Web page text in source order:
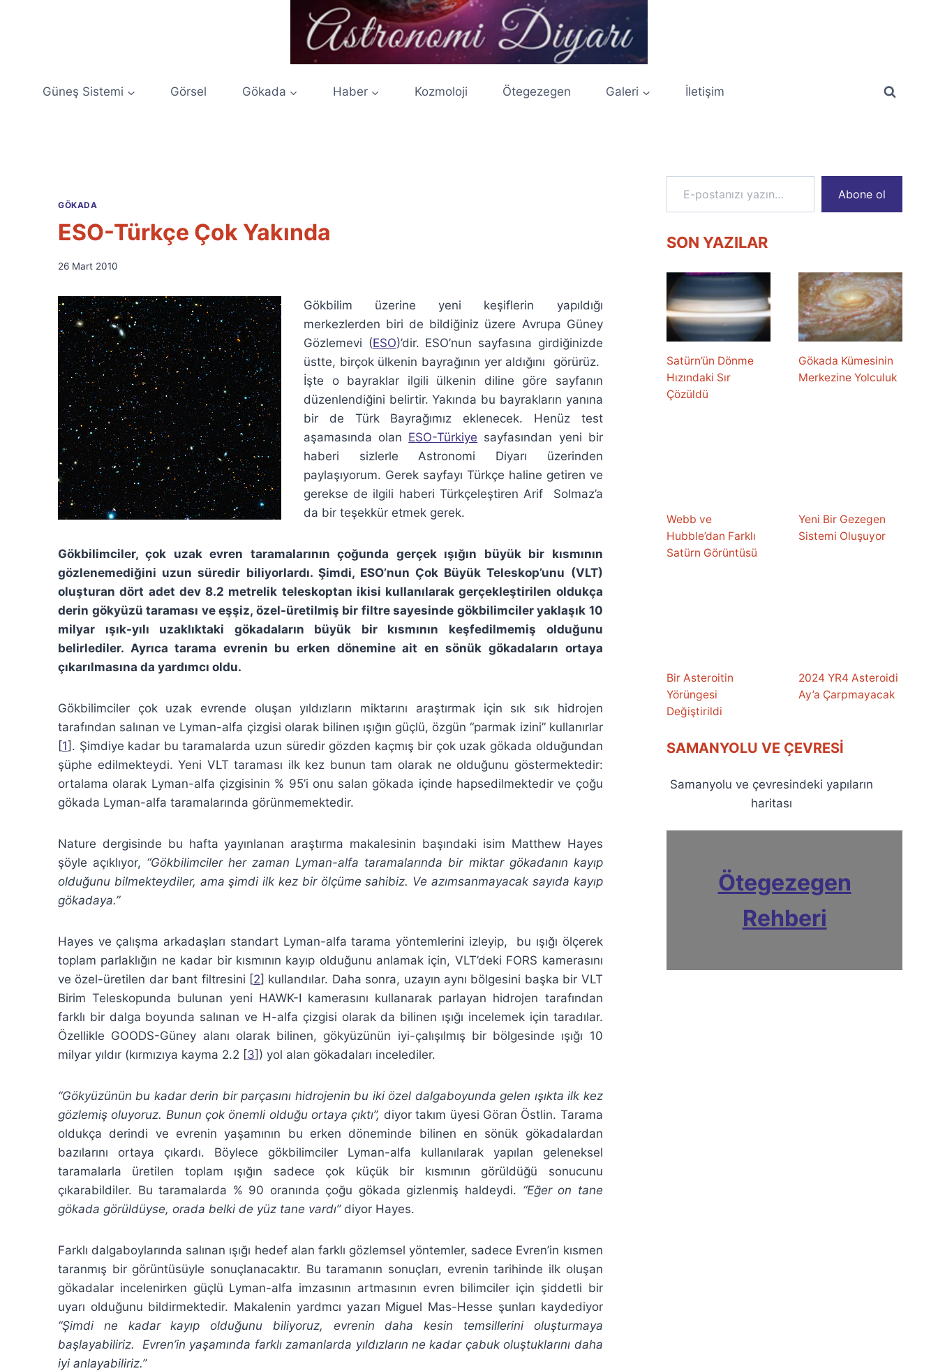
Güneş Sistemi Görsel Gökada Haber Kozmoloji Ötegezegen Galeri İletişim
GÖKADA
ESO-Türkçe Çok Yakında
By
Fuat
Özyar
26 Mart 2010
Gökbilim üzerine yeni keşiflerin yapıldığı
merkezlerden biri de bildiğiniz üzere Avrupa Güney
Gözlemevi (ESO)’dir. ESO’nun sayfasına girdiğinizde
üstte, birçok ülkenin bayrağının yer aldığını görürüz.
İşte o bayraklar ilgili ülkenin diline göre sayfanın
düzenlendiğini belirtir. Yakında bu bayrakların yanına
bir de Türk Bayrağımız eklenecek. Henüz test
aşamasında olan ESO-Türkiye sayfasından yeni bir
haberi sizlerle Astronomi Diyarı üzerinden
paylaşıyorum. Gerek sayfayı Türkçe haline getiren ve
gerekse de ilgili haberi Türkçeleştiren Arif Solmaz’a
da bir teşekkür etmek gerek.
Gökbilimciler, çok uzak evren taramalarının çoğunda gerçek ışığın büyük bir kısmının
gözlenemediğini uzun süredir biliyorlardı. Şimdi, ESO’nun Çok Büyük Teleskop’unu (VLT)
oluşturan dört adet dev 8.2 metrelik teleskoptan ikisi kullanılarak gerçekleştirilen oldukça
derin gökyüzü taraması ve eşşiz, özel-üretilmiş bir filtre sayesinde gökbilimciler yaklaşık 10
milyar ışık-yılı uzaklıktaki gökadaların büyük bir kısmının keşfedilmemiş olduğunu
belirlediler. Ayrıca tarama evrenin bu erken dönemine ait en sönük gökadaların ortaya
çıkarılmasına da yardımcı oldu.
Gökbilimciler çok uzak evrende oluşan yıldızların miktarını araştırmak için sık sık hidrojen
tarafından salınan ve Lyman-alfa çizgisi olarak bilinen ışığın güçlü, özgün “parmak izini” kullanırlar
[1]. Şimdiye kadar bu taramalarda uzun süredir gözden kaçmış bir çok uzak gökada olduğundan
şüphe edilmekteydi. Yeni VLT taraması ilk kez bunun tam olarak ne olduğunu göstermektedir:
ortalama olarak Lyman-alfa çizgisinin % 95’i onu salan gökada içinde hapsedilmektedir ve çoğu
gökada Lyman-alfa taramalarında görünmemektedir.
Nature dergisinde bu hafta yayınlanan araştırma makalesinin başındaki isim Matthew Hayes
şöyle açıklıyor, “Gökbilimciler her zaman Lyman-alfa taramalarında bir miktar gökadanın kayıp
olduğunu bilmekteydiler, ama şimdi ilk kez bir ölçüme sahibiz. Ve azımsanmayacak sayıda kayıp
gökadaya.”
Hayes ve çalışma arkadaşları standart Lyman-alfa tarama yöntemlerini izleyip, bu ışığı ölçerek
toplam parlaklığın ne kadar bir kısmının kayıp olduğunu anlamak için, VLT’deki FORS kamerasını
ve özel-üretilen dar bant filtresini [2] kullandılar. Daha sonra, uzayın aynı bölgesini başka bir VLT
Birim Teleskopunda bulunan yeni HAWK-I kamerasını kullanarak parlayan hidrojen tarafından
farklı bir dalga boyunda salınan ve H-alfa çizgisi olarak da bilinen ışığı incelemek için taradılar.
Özellikle GOODS-Güney alanı olarak bilinen, gökyüzünün iyi-çalışılmış bir bölgesinde ışığı 10
milyar yıldır (kırmızıya kayma 2.2 [3]) yol alan gökadaları incelediler.
“Gökyüzünün bu kadar derin bir parçasını hidrojenin bu iki özel dalgaboyunda gelen ışıkta ilk kez
gözlemiş oluyoruz. Bunun çok önemli olduğu ortaya çıktı”, diyor takım üyesi Göran Östlin. Tarama
oldukça derindi ve evrenin yaşamının bu erken döneminde bilinen en sönük gökadalardan
bazılarını ortaya çıkardı. Böylece gökbilimciler Lyman-alfa kullanılarak yapılan geleneksel
taramalarla üretilen toplam ışığın sadece çok küçük bir kısmının görüldüğü sonucunu
çıkarabildiler. Bu taramalarda % 90 oranında çoğu gökada gizlenmiş haldeydi. “Eğer on tane
gökada görüldüyse, orada belki de yüz tane vardı” diyor Hayes.
Farklı dalgaboylarında salınan ışığı hedef alan farklı gözlemsel yöntemler, sadece Evren’in kısmen
taranmış bir görüntüsüyle sonuçlanacaktır. Bu taramanın sonuçları, evrenin tarihinde ilk oluşan
gökadalar incelenirken güçlü Lyman-alfa imzasının artmasının evren bilimciler için şiddetli bir
uyarı olduğunu bildirmektedir. Makalenin yardmcı yazarı Miguel Mas-Hesse şunları kaydediyor
“Şimdi ne kadar kayıp olduğunu biliyoruz, evrenin daha kesin temsillerini oluşturmaya
başlayabiliriz. Evren’in yaşamında farklı zamanlarda yıldızların ne kadar çabuk oluştuklarını daha
iyi anlayabiliriz.”
E-postanızı yazın…
Abone ol
SON YAZILAR
Satürn’ün Dönme
Hızındaki Sır
Çözüldü
Gökada Kümesinin
Merkezine Yolculuk
Webb ve
Hubble’dan Farklı
Satürn Görüntüsü
Yeni Bir Gezegen
Sistemi Oluşuyor
Bir Asteroitin
Yörüngesi
Değiştirildi
2024 YR4 Asteroidi
Ay’a Çarpmayacak
SAMANYOLU VE ÇEVRESI
Samanyolu ve çevresindeki yapıların
haritası
Ötegezegen
Rehberi